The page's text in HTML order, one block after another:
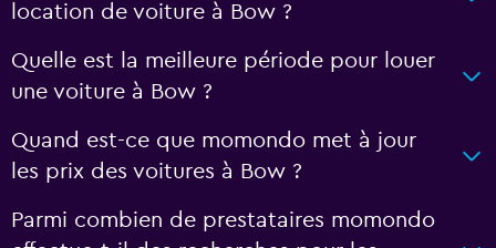
location de voiture à Bow ?
Quelle est la meilleure période pour louer
une voiture à Bow ?
Quand est-ce que momondo met à jour
les prix des voitures à Bow ?
Parmi combien de prestataires momondo